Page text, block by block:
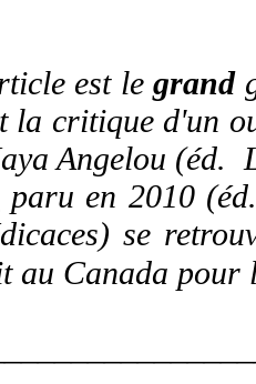
est legrand
la critique d'un
Angelou (éd.
paru en 2010
se
au Canada